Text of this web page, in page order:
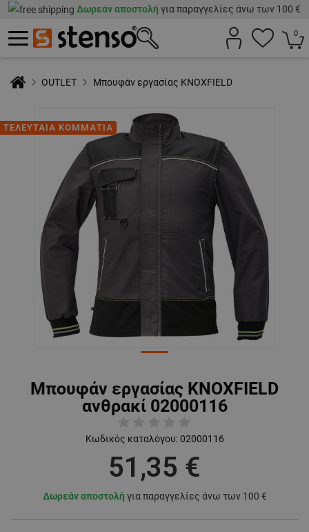
Δωρεάν αποστολή για παραγγελίες άνω των 100 €
0
OUTLET Μπουφάν εργασίας KNOXFIELD
ΤΕΛΕΥΤΑΙΑ ΚΟΜΜΑΤΙΑ
Μπουφάν εργασίας KNOXFIELD
ανθρακί 02000116
Κωδικός καταλόγου: 02000116
51,35 €
Δωρεάν αποστολή για παραγγελίες άνω των 100 €